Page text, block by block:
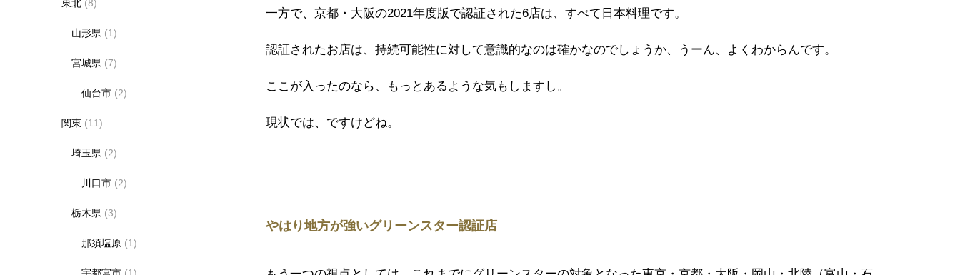
一方で、京都・大阪の2021年度版で認証された6店は、すべて日本料理です。
認証されたお店は、持続可能性に対して意識的なのは確かなのでしょうか、うーん、よくわからんです。
ここが入ったのなら、もっとあるような気もしますし。
現状では、ですけどね。
やはり地方が強いグリーンスター認証店
東北 (8)
山形県 (1)
宮城県 (7)
仙台市 (2)
関東 (11)
埼玉県 (2)
川口市 (2)
栃木県 (3)
那須塩原 (1)